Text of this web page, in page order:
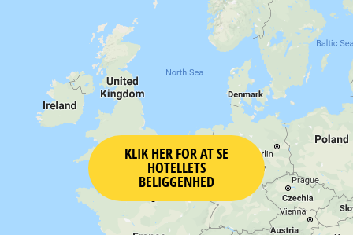
KLIK HER FOR AT SE
HOTELLETS
BELIGGENHED